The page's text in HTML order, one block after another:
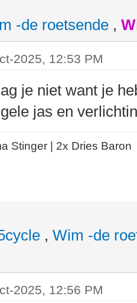
-de roetsende ,
2025, 12:53 PM
je niet want je
jas en
Stinger | 2x Dries Baron
, Wim -de
2025, 12:56 PM